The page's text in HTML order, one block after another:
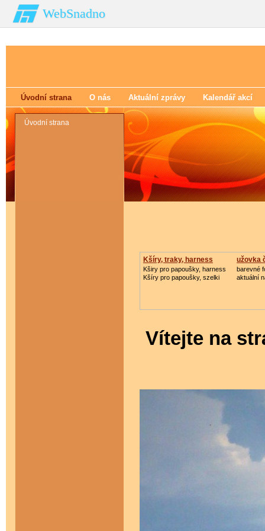
WebSnadno
Úvodní strana O nás Aktuální zprávy Kalendář akcí
Úvodní strana
Kšíry, traky, harness
Kširy pro papoušky, harness
Kšíry pro papoušky, szelki
užovka
barevné
aktuální
Vítejte na